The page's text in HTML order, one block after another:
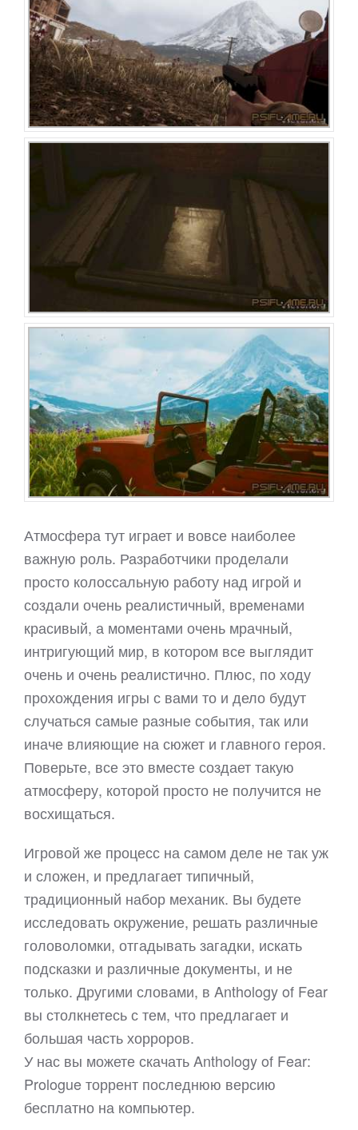
Атмосфера тут играет и вовсе наиболее
важную роль. Разработчики проделали
просто колоссальную работу над игрой и
создали очень реалистичный, временами
красивый, а моментами очень мрачный,
интригующий мир, в котором все выглядит
очень и очень реалистично. Плюс, по ходу
прохождения игры с вами то и дело будут
случаться самые разные события, так или
иначе влияющие на сюжет и главного героя.
Поверьте, все это вместе создает такую
атмосферу, которой просто не получится не
восхищаться.
Игровой же процесс на самом деле не так уж
и сложен, и предлагает типичный,
традиционный набор механик. Вы будете
исследовать окружение, решать различные
головоломки, отгадывать загадки, искать
подсказки и различные документы, и не
только. Другими словами, в Anthology of Fear
вы столкнетесь с тем, что предлагает и
большая часть хорроров.
У нас вы можете скачать Anthology of Fear:
Prologue торрент последнюю версию
бесплатно на компьютер.